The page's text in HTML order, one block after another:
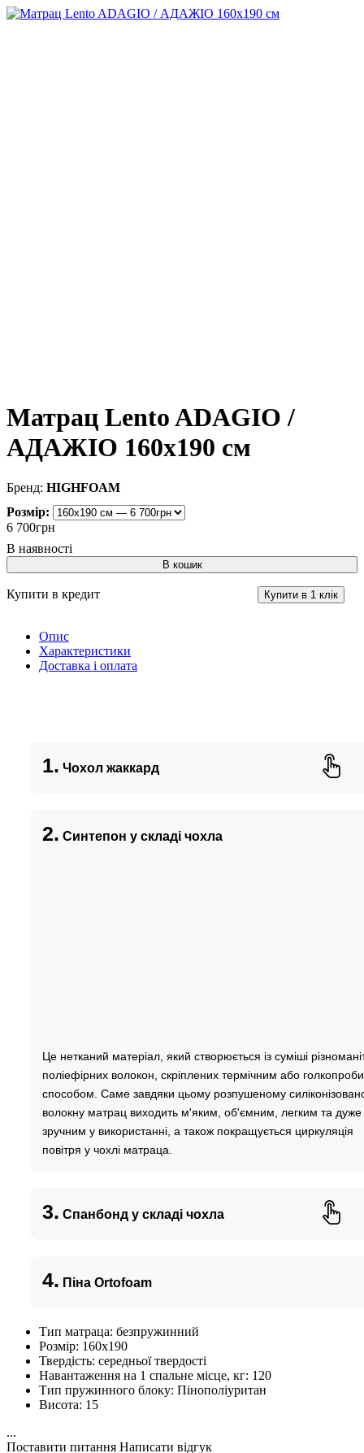
Матрац Lento ADAGIO /
АДАЖІО 160x190 см
HIGHFOAM
Розмір:
6 700грн
В кошик
Купити в кредит Купити в 1 клік
Опис
Характеристики
Доставка і оплата
1. Чохол жаккард
2. Синтепон у складі чохла
Це нетканий матеріал, який створюється із суміші
поліефірних волокон, скріплених термічним або
способом. Саме завдяки цьому розпушеному
волокну матрац виходить м'яким, об'ємним, легким та дуже
зручним у використанні, а також покращується циркуляція
повітря у чохлі матраца.
3. Спанбонд у складі чохла
4. Піна Ortofoam
Тип матраца: безпружинний
Розмір: 160х190
Твердість: середньої твердості
Навантаження на 1 спальне місце, кг: 120
Тип пружинного блоку: Пінополіуритан
Висота: 15
...
Поставити питання Написати відгук